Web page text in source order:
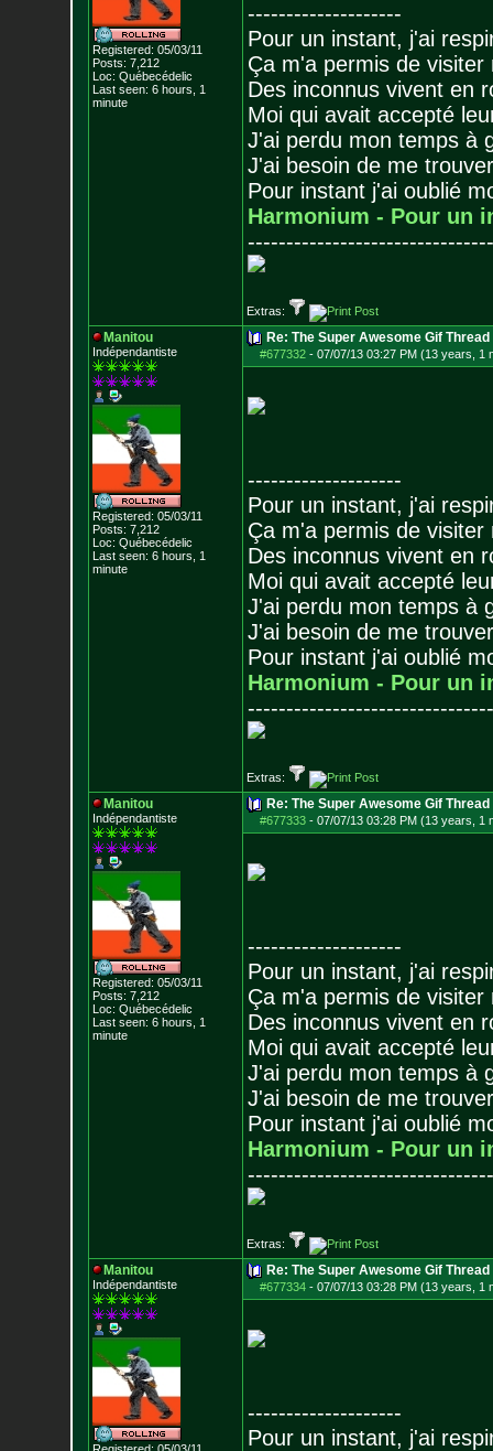
Registered: 05/03/11
Posts: 7,212
Loc: Québecédelic
Last seen: 6 hours, 1
minute
--------------------
Pour un instant, j'ai
Ça m'a permis de visiter
Des inconnus vivent en
Moi qui avait accepté
J'ai perdu mon temps à
J'ai besoin de me
Pour instant j'ai oublié
Harmonium - Pour un
--------------------------------
Extras:
Manitou
Indépendantiste
Registered: 05/03/11
Posts: 7,212
Loc: Québecédelic
Last seen: 6 hours, 1
minute
Re: The Super Awesome Gif Thread
#677332- 07/07/13 03:27 PM (13 years, 1
--------------------
Pour un instant, j'ai
Ça m'a permis de visiter
Des inconnus vivent en
Moi qui avait accepté
J'ai perdu mon temps à
J'ai besoin de me
Pour instant j'ai oublié
Harmonium - Pour un
--------------------------------
Extras:
Manitou
Indépendantiste
Registered: 05/03/11
Posts: 7,212
Loc: Québecédelic
Last seen: 6 hours, 1
minute
Re: The Super Awesome Gif Thread
#677333- 07/07/13 03:28 PM (13 years, 1
--------------------
Pour un instant, j'ai
Ça m'a permis de visiter
Des inconnus vivent en
Moi qui avait accepté
J'ai perdu mon temps à
J'ai besoin de me
Pour instant j'ai oublié
Harmonium - Pour un
--------------------------------
Extras:
Manitou
Indépendantiste
Re: The Super Awesome Gif Thread
#677334- 07/07/13 03:28 PM (13 years, 1
--------------------
Pour un instant, j'ai